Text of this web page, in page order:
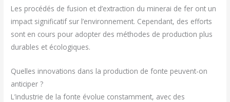
Les procédés de fusion et d’extraction du minerai de fer ont un
impact significatif sur l’environnement. Cependant, des efforts
sont en cours pour adopter des méthodes de production plus
durables et écologiques.
Quelles innovations dans la production de fonte peuvent-on
anticiper ?
L’industrie de la fonte évolue constamment, avec des